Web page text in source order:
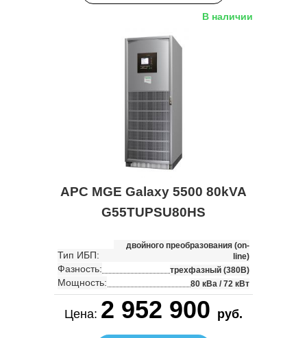
В наличии
APC MGE Galaxy 5500 80kVA
G55TUPSU80HS
Тип ИБП:
двойного преобразования (on-
line)
Фазность: трехфазный (380В)
Мощность: 80 кВа / 72 кВт
Цена: 2 952 900 руб.